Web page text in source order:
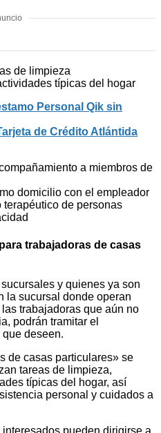
de limpieza
típicas del hogar
Personal Qik sin
de Crédito Atlántida
a miembros de
domicilio con el empleador
de personas
trabajadoras de casas
y quienes ya son
la sucursal donde operan
trabajadoras que aún no
podrán tramitar el
deseen.
de casas particulares» se
tareas de limpieza,
típicas del hogar, así
personal y cuidados a
pueden dirigirse a